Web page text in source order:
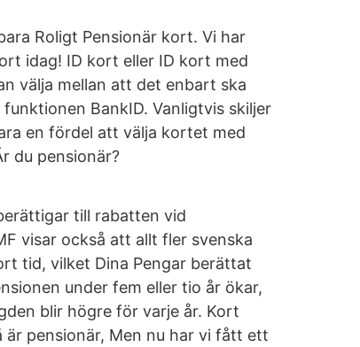
Roligt Pensionär kort. Vi har
idag! ID kort eller ID kort med
välja mellan att det enbart ska
BankID. Vanligtvis skiljer
en fördel att välja kortet med
du pensionär?
till rabatten vid
visar också att allt fler svenska
tid, vilket Dina Pengar berättat
under fem eller tio år ökar,
blir högre för varje år. Kort
är pensionär, Men nu har vi fått ett